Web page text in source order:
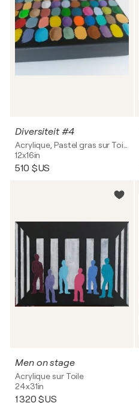
Diversiteit #4
12x16in
510 $US
Men on stage
Acrylique sur Toile
24x31in
1 320 $US